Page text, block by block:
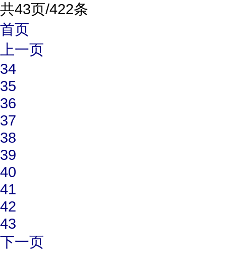
共43页/422条
首页
上一页
34
35
36
37
38
39
40
41
42
43
下一页